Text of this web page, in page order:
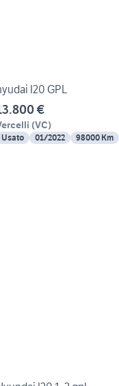
I20 GPL
€
(VC)
Usato 01/2022 98000 Km